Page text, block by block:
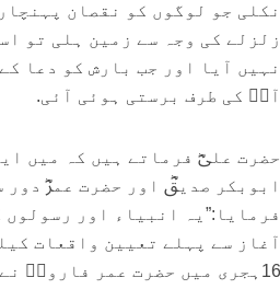
نکلی جو لوگوں کو نقصان
زلزلے کی وجہ سے زمین ہلی تو
نہیں آیا اور جب بارش کو دعا
آپؓ کی طرف برستی ہوئی آئی.
حضرت علیؓ فرماتے ہیں کہ میں
ابوبکر صدیقؓ اور حضرت عمرؓ
فرمایا:”یہ انبیاء اور
آغاز سے پہلے تعیین واقعات
16ہجری میں حضرت عمر فاروقؓ